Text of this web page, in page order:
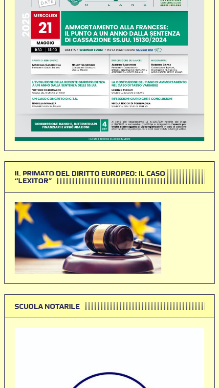
IL PRIMATO DEL DIRITTO EUROPEO: IL CASO
“LEXITOR”
SCUOLA NOTARILE